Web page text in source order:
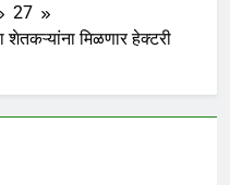
27
मिळणार हेक्टरी